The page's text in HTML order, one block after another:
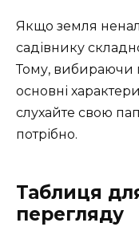
Якщо земля
садівнику
Тому, вибираючи
основні
слухайте свою
потрібно.
Таблиця
перегляду